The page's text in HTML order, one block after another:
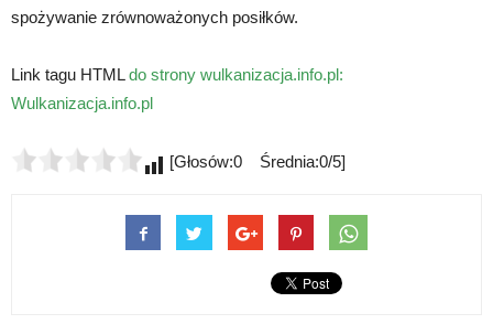
spożywanie zrównoważonych posiłków.
Link tagu HTMLdo strony wulkanizacja.info.pl:
Wulkanizacja.info.pl
[Głosów:0 Średnia:0/5]